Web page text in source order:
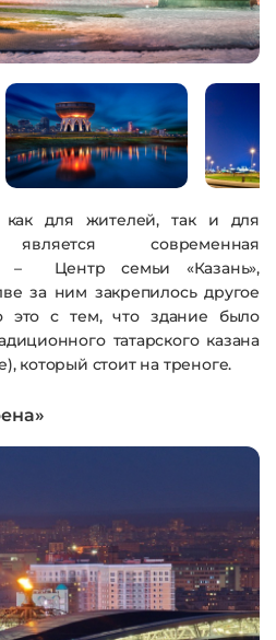
для жителей, так и для
современная
– Центр семьи «Казань»,
за ним закрепилось другое
это с тем, что здание было
татарского казана
который стоит на треноге.